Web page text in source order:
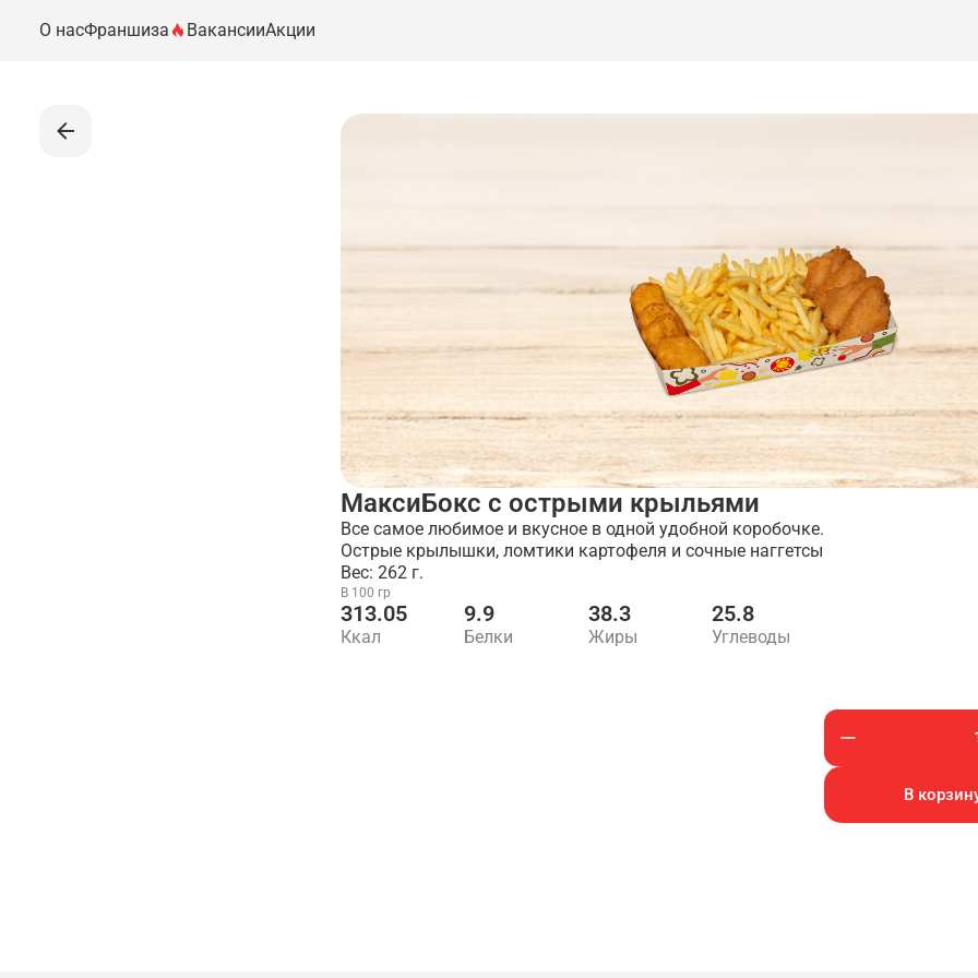
О насФраншиза ВакансииАкции
МаксиБокс с острыми крыльями
Все самое любимое и вкусное в одной удобной коробочке.
Острые крылышки, ломтики картофеля и сочные наггетсы
Вес: 262 г.
В 100 гр
313.05
Ккал
9.9
Белки
38.3
Жиры
25.8
Углеводы
В